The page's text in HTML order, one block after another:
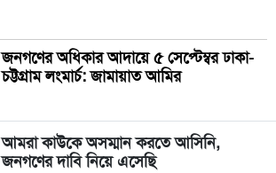
জনগণের অধিকার আদায়ে ৫ সেপ্টেম্বর ঢাকা-
চট্টগ্রাম লংমার্চ: জামায়াত আমির
আমরা কাউকে অসম্মান করতে আসিনি,
জনগণের দাবি নিয়ে এসেছি